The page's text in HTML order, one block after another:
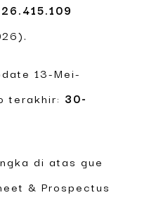
13-Mei-
terakhir: 30-
di atas gue
& Prospectus